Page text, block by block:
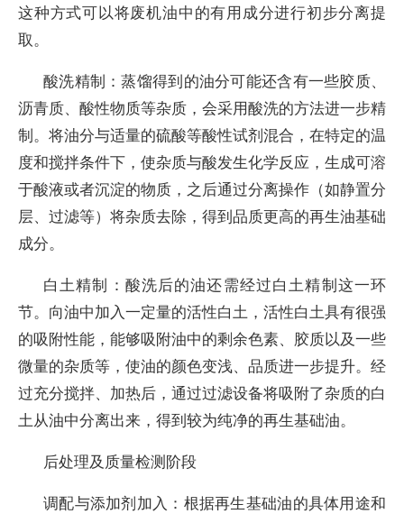
这种方式可以将废机油中的有用成分进行初步分离提
取。
酸洗精制：蒸馏得到的油分可能还含有一些胶质、
沥青质、酸性物质等杂质，会采用酸洗的方法进一步精
制。将油分与适量的硫酸等酸性试剂混合，在特定的温
度和搅拌条件下，使杂质与酸发生化学反应，生成可溶
于酸液或者沉淀的物质，之后通过分离操作（如静置分
层、过滤等）将杂质去除，得到品质更高的再生油基础
成分。
白土精制：酸洗后的油还需经过白土精制这一环
节。向油中加入一定量的活性白土，活性白土具有很强
的吸附性能，能够吸附油中的剩余色素、胶质以及一些
微量的杂质等，使油的颜色变浅、品质进一步提升。经
过充分搅拌、加热后，通过过滤设备将吸附了杂质的白
土从油中分离出来，得到较为纯净的再生基础油。
后处理及质量检测阶段
调配与添加剂加入：根据再生基础油的具体用途和